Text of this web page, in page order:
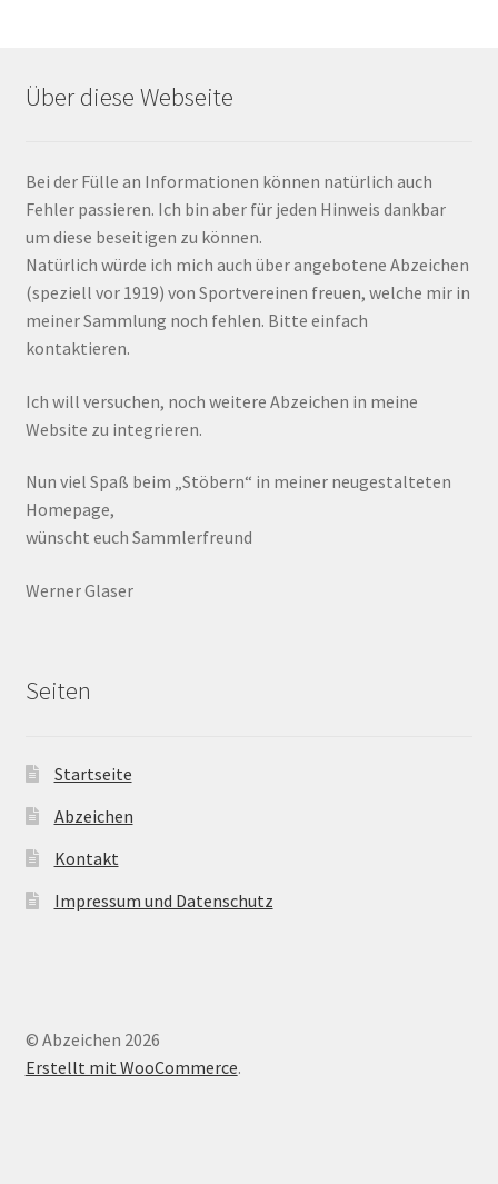
Über diese Webseite
Bei der Fülle an Informationen können natürlich auch
Fehler passieren. Ich bin aber für jeden Hinweis dankbar
um diese beseitigen zu können.
Natürlich würde ich mich auch über angebotene Abzeichen
(speziell vor 1919) von Sportvereinen freuen, welche mir in
meiner Sammlung noch fehlen. Bitte einfach
kontaktieren.
Ich will versuchen, noch weitere Abzeichen in meine
Website zu integrieren.
Nun viel Spaß beim „Stöbern“ in meiner neugestalteten
Homepage,
wünscht euch Sammlerfreund
Werner Glaser
Seiten
Startseite
Abzeichen
Kontakt
Impressum und Datenschutz
© Abzeichen 2026
Erstellt mit WooCommerce.